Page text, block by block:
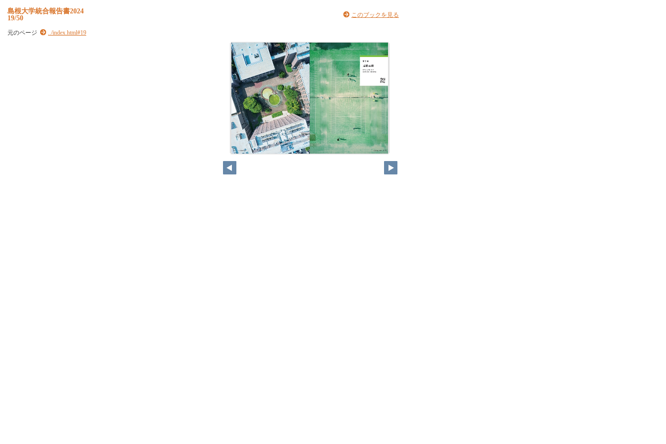
18 19
島根大学統合報告書2024
19/50
元のページ ../index.html#19
このブックを見る